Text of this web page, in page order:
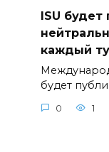
ISU будет
каждый
будет
0 1